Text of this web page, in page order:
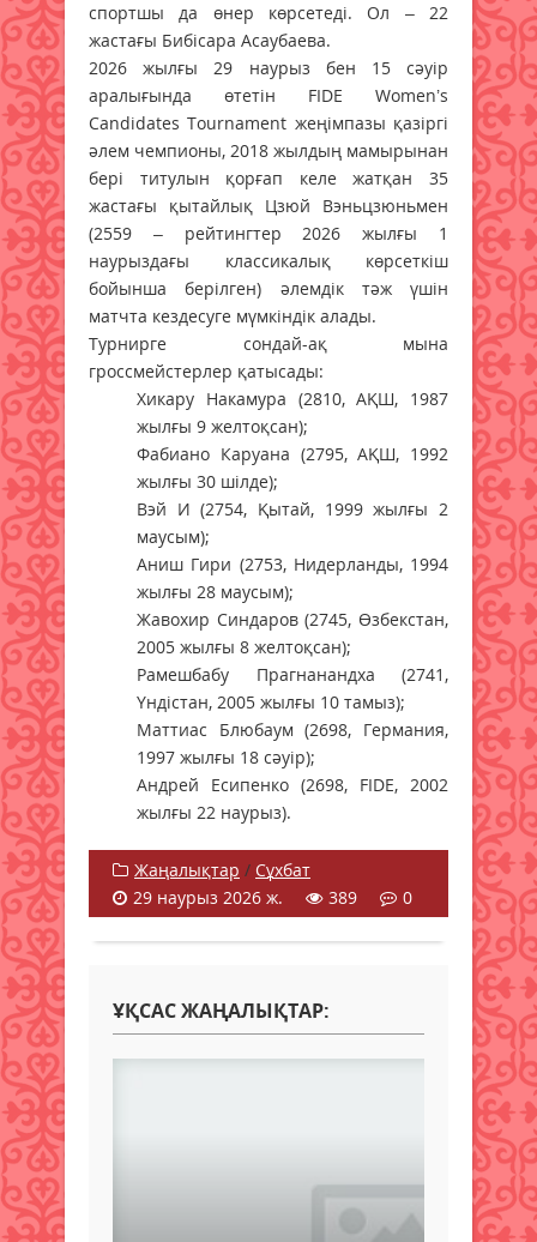
спортшы да өнер көрсетеді. Ол – 22
жастағы Бибісара Асаубаева.
2026 жылғы 29 наурыз бен 15 сәуір
аралығында өтетін FIDE Women’s
Candidates Tournament жеңімпазы қазіргі
әлем чемпионы, 2018 жылдың мамырынан
бері титулын қорғап келе жатқан 35
жастағы қытайлық Цзюй Вэньцзюньмен
(2559 – рейтингтер 2026 жылғы 1
наурыздағы классикалық көрсеткіш
бойынша берілген) әлемдік тәж үшін
матчта кездесуге мүмкіндік алады.
Турнирге сондай-ақ мына
гроссмейстерлер қатысады:
Хикару Накамура (2810, АҚШ, 1987
жылғы 9 желтоқсан);
Фабиано Каруана (2795, АҚШ, 1992
жылғы 30 шілде);
Вэй И (2754, Қытай, 1999 жылғы 2
маусым);
Аниш Гири (2753, Нидерланды, 1994
жылғы 28 маусым);
Жавохир Синдаров (2745, Өзбекстан,
2005 жылғы 8 желтоқсан);
Рамешбабу Прагнанандха (2741,
Үндістан, 2005 жылғы 10 тамыз);
Маттиас Блюбаум (2698, Германия,
1997 жылғы 18 сәуір);
Андрей Есипенко (2698, FIDE, 2002
жылғы 22 наурыз).
Жаңалықтар / Сұхбат
29 наурыз 2026 ж.
389 0
ҰҚСАС ЖАҢАЛЫҚТАР: